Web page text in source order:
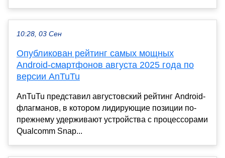
10:28, 03 Сен
Опубликован рейтинг самых мощных
Android-смартфонов августа 2025 года по
версии AnTuTu
AnTuTu представил августовский рейтинг Android-
флагманов, в котором лидирующие позиции по-
прежнему удерживают устройства с процессорами
Qualcomm Snap...